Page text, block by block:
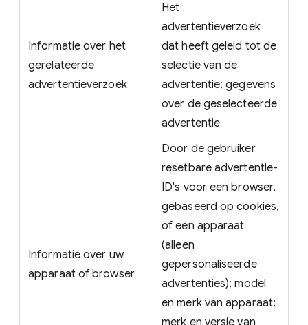
Informatie over het
gerelateerde
advertentieverzoek
Het
advertentieverzoek
dat heeft geleid tot de
selectie van de
advertentie; gegevens
over de geselecteerde
advertentie
Informatie over uw
apparaat of browser
Door de gebruiker
resetbare advertentie-
ID's voor een browser,
gebaseerd op cookies,
of een apparaat
(alleen
gepersonaliseerde
advertenties); model
en merk van apparaat;
merk en versie van